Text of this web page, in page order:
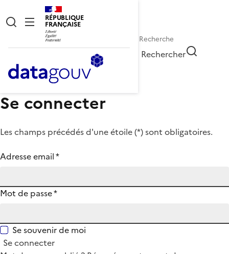
RÉPUBLIQUE
FRANÇAISE
Rechercher
Se connecter
Les champs précédés d'une étoile (*) sont obligatoires.
Adresse email*
Mot de passe*
Se souvenir de moi
Se connecter